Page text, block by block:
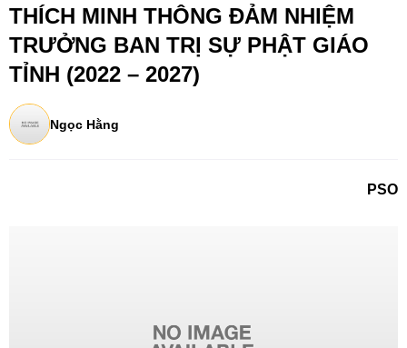
THÍCH MINH THÔNG ĐẢM NHIỆM
TRƯỞNG BAN TRỊ SỰ PHẬT GIÁO
TỈNH (2022 – 2027)
Ngọc Hằng
PSO